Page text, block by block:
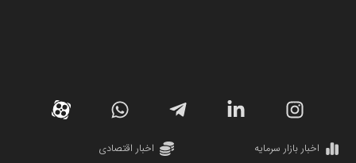
دانشگاه سئوی ایران
مریم حاج نوروز نظری
اخبار بازار سرمایه
اخبار اقتصادی